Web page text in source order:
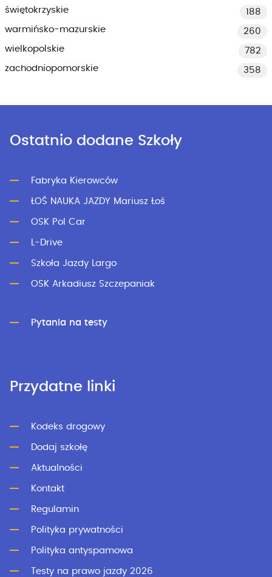
świętokrzyskie
188
warmińsko-mazurskie
260
wielkopolskie
782
zachodniopomorskie
358
Ostatnio dodane Szkoły
Fabryka Kierowców
ŁOŚ NAUKA JAZDY Mariusz Łoś
OSK Pol Car
L-Drive
Szkoła Jazdy Largo
OSK Arkadiusz Szczepaniak
Pytania na testy
Przydatne linki
Kodeks drogowy
Dodaj szkołę
Aktualności
Kontakt
Regulamin
Polityka prywatności
Polityka antyspamowa
Testy na prawo jazdy 2026